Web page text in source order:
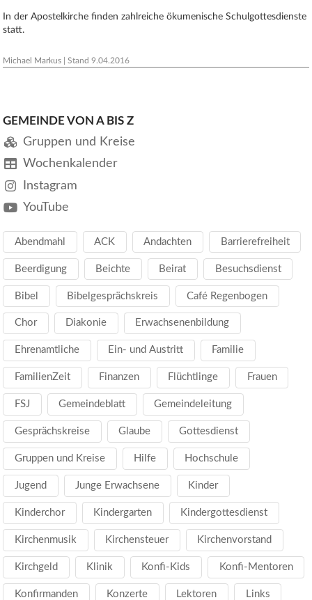
In der Apostelkirche finden zahlreiche ökumenische Schulgottesdienste
statt.
Michael Markus | Stand9.04.2016
GEMEINDE VON A BIS Z
Gruppen und Kreise
Wochenkalender
Instagram
YouTube
Abendmahl ACK Andachten Barrierefreiheit
Beerdigung Beichte Beirat Besuchsdienst
Bibel Bibelgesprächskreis Café Regenbogen
Chor Diakonie Erwachsenenbildung
Ehrenamtliche Ein- und Austritt Familie
FamilienZeit Finanzen Flüchtlinge Frauen
FSJ Gemeindeblatt Gemeindeleitung
Gesprächskreise Glaube Gottesdienst
Gruppen und Kreise Hilfe Hochschule
Jugend Junge Erwachsene Kinder
Kinderchor Kindergarten Kindergottesdienst
Kirchenmusik Kirchensteuer Kirchenvorstand
Kirchgeld Klinik Konfi-Kids Konfi-Mentoren
Konfirmanden Konzerte Lektoren Links